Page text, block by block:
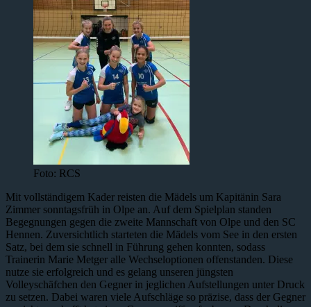
Foto: RCS
Mit vollständigem Kader reisten die Mädels um Kapitänin Sara
Zimmer sonntagsfrüh in Olpe an. Auf dem Spielplan standen
Begegnungen gegen die zweite Mannschaft von Olpe und den SC
Hennen. Zuversichtlich starteten die Mädels vom See in den ersten
Satz, bei dem sie schnell in Führung gehen konnten, sodass
Trainerin Marie Metger alle Wechseloptionen offenstanden. Diese
nutze sie erfolgreich und es gelang unseren jüngsten
Volleyschäfchen den Gegner in jeglichen Aufstellungen unter Druck
zu setzen. Dabei waren viele Aufschläge so präzise, dass der Gegner